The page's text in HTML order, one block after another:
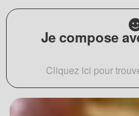
Je compose
Cliquez ici pour